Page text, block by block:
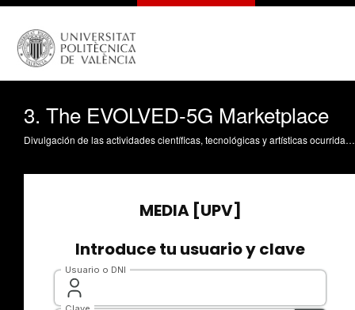
3. The EVOLVED-5G Marketplace
Divulgación de las actividades científicas, tecnológicas y artísticas ocurridas en los tres campus de la UPV